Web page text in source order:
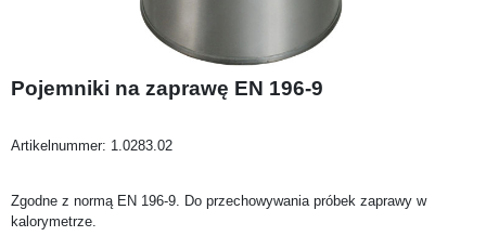
Pojemniki na zaprawę EN 196-9
Artikelnummer: 1.0283.02
Zgodne z normą EN 196-9. Do przechowywania próbek zaprawy w
kalorymetrze.